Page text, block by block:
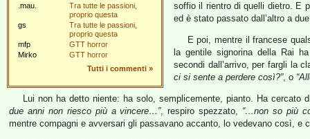
.mau.
Tra tutte le passioni,
proprio questa
gs
Tra tutte le passioni,
proprio questa
mfp
GTT horror
Mirko
GTT horror
Tutti i commenti »
soffio il rientro di quelli dietro. E
ed è stato passato dall’altro a
E poi, mentre il francese
la gentile signorina della Rai
secondi dall’arrivo, per fargli la
ci si sente a perdere così?”, o
Lui non ha detto niente: ha solo, semplicemente, pianto. Ha
due anni non riesco più a vincere…”, respiro spezzato, “…non so più
mentre compagni e avversari gli passavano accanto, lo vedevano così, e